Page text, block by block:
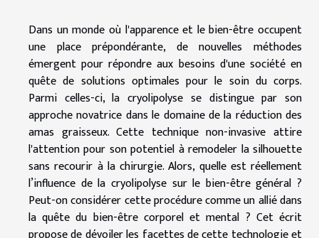
Dans un monde où l'apparence et le bien-être occupent
une place prépondérante, de nouvelles méthodes
émergent pour répondre aux besoins d'une société en
quête de solutions optimales pour le soin du corps.
Parmi celles-ci, la cryolipolyse se distingue par son
approche novatrice dans le domaine de la réduction des
amas graisseux. Cette technique non-invasive attire
l'attention pour son potentiel à remodeler la silhouette
sans recourir à la chirurgie. Alors, quelle est réellement
l’influence de la cryolipolyse sur le bien-être général ?
Peut-on considérer cette procédure comme un allié dans
la quête du bien-être corporel et mental ? Cet écrit